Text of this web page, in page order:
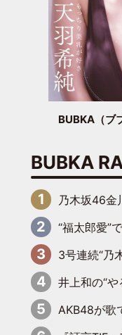
BUBKA（ブ
BUBKA
乃木坂46金川紗耶
“福太郎愛”で話題…乃木坂46一ノ
3号連続“乃木坂46祭り” ラストを飾るの
井上和の“やる気フォント”に
AKB48が歌で魅せた新公演